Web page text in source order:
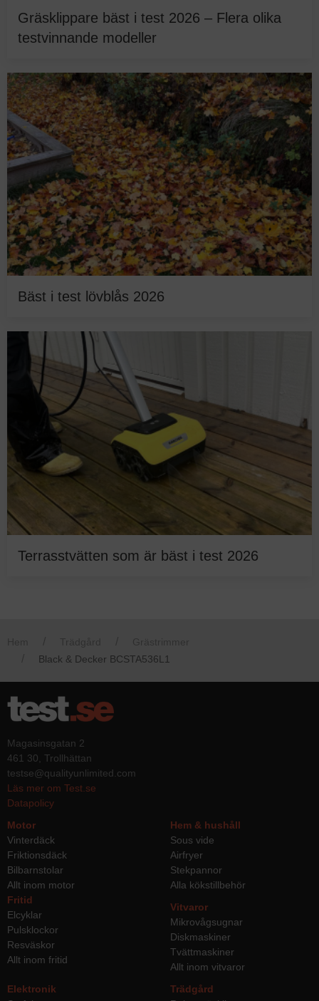
Gräsklippare bäst i test 2026 – Flera olika
testvinnande modeller
Bäst i test lövblås 2026
Terrasstvätten som är bäst i test 2026
Black & Decker BCSTA536L1
Magasinsgatan 2
461 30, Trollhättan
testse@qualityunlimited.com
Läs mer om Test.se
Datapolicy
Motor
Vinterdäck
Friktionsdäck
Bilbarnstolar
Allt inom motor
Hem & hushåll
Sous vide
Airfryer
Stekpannor
Alla kökstillbehör
Fritid
Elcyklar
Pulsklockor
Resväskor
Allt inom fritid
Vitvaror
Mikrovågsugnar
Diskmaskiner
Tvättmaskiner
Allt inom vitvaror
Elektronik
Trädgård